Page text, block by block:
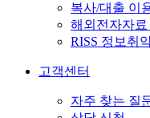
복사/대출 이
해외전자자료
RISS 정보취
고객센터
자주 찾는 질